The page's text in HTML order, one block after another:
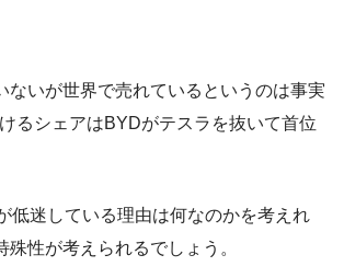
ないが世界で売れているというのは事実
るシェアはBYDがテスラを抜いて首位
低迷している理由は何なのかを考えれ
殊性が考えられるでしょう。